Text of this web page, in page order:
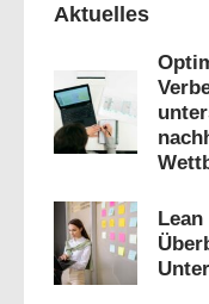
Aktuelles